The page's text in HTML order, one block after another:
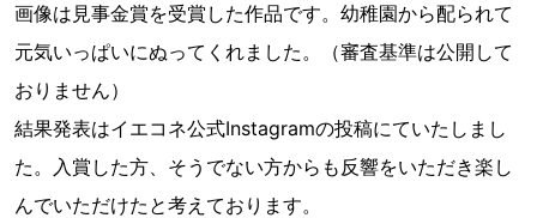
画像は見事金賞を受賞した作品です。幼稚園から配られて
元気いっぱいにぬってくれました。（審査基準は公開して
おりません）
結果発表はイエコネ公式Instagramの投稿にていたしまし
た。入賞した方、そうでない方からも反響をいただき楽し
んでいただけたと考えております。